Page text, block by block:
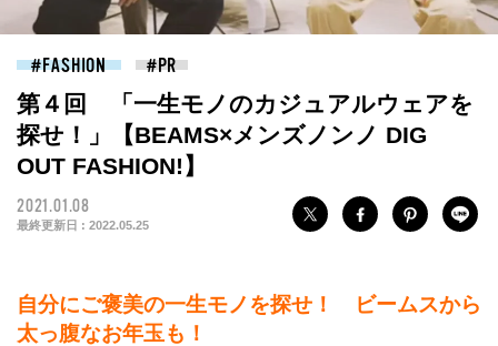
FASHION
第４回 「一生モノのカジュアルウェアを
探せ！」【BEAMS×メンズノンノ DIG
OUT FASHION!】
2021.01.08
最終更新日 : 2022.05.25
自分にご褒美の一生モノを探せ！ ビームスから
太っ腹なお年玉も！